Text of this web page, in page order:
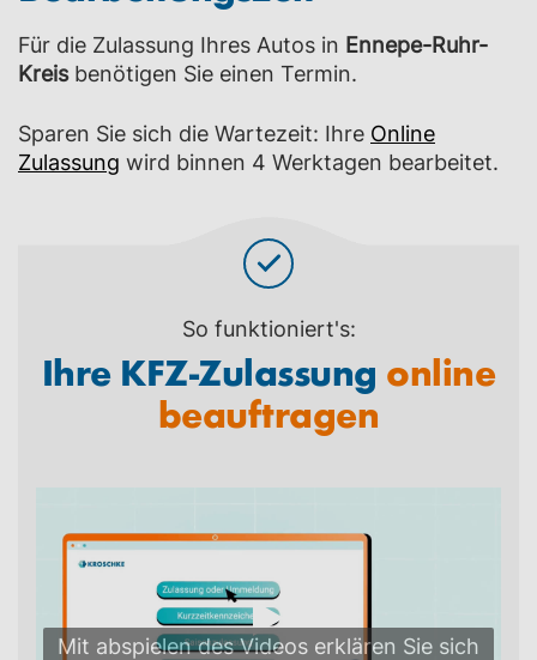
Für die Zulassung Ihres Autos in Ennepe-Ruhr-
Kreisbenötigen Sie einen Termin.
Sparen Sie sich die Wartezeit: Ihre Online
Zulassung wird binnen 4 Werktagen bearbeitet.
So funktioniert's:
Ihre KFZ-Zulassung online
beauftragen
Mit abspielen des Videos erklären Sie sich